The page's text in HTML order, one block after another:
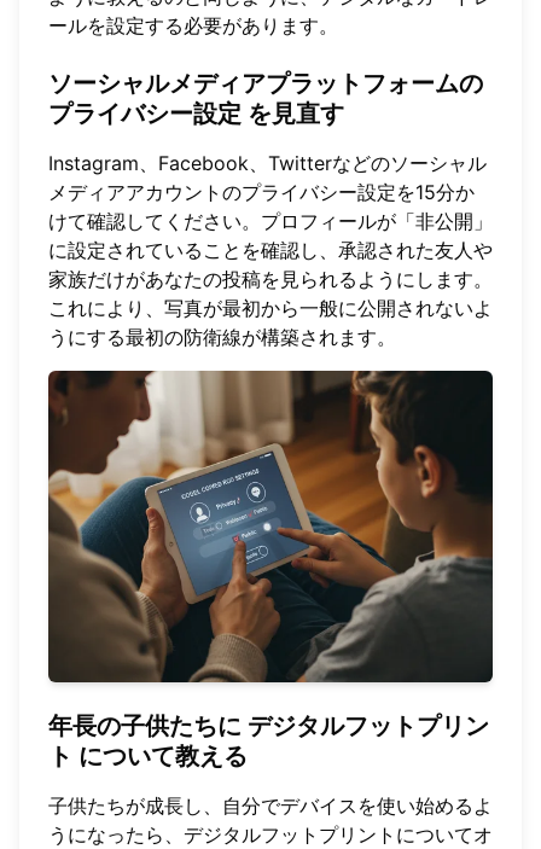
ールを設定する必要があります。
ソーシャルメディアプラットフォームの
プライバシー設定 を見直す
Instagram、Facebook、Twitterなどのソーシャル
メディアアカウントのプライバシー設定を15分か
けて確認してください。プロフィールが「非公開」
に設定されていることを確認し、承認された友人や
家族だけがあなたの投稿を見られるようにします。
これにより、写真が最初から一般に公開されないよ
うにする最初の防衛線が構築されます。
年長の子供たちに デジタルフットプリン
ト について教える
子供たちが成長し、自分でデバイスを使い始めるよ
うになったら、デジタルフットプリントについてオ